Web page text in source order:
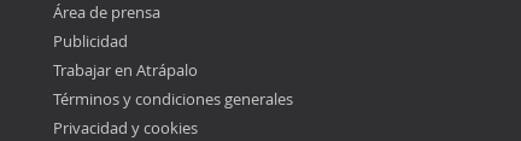
Área de prensa
Publicidad
Trabajar en Atrápalo
Términos y condiciones generales
Privacidad y cookies